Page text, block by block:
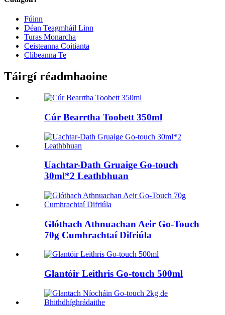
Fúinn
Déan Teagmháil Linn
Turas Monarcha
Ceisteanna Coitianta
Clibeanna Te
Táirgí réadmhaoine
Cúr Bearrtha Toobett 350ml
Uachtar-Dath Gruaige Go-touch
30ml*2 Leathbhuan
Glóthach Athnuachan Aeir Go-Touch
70g Cumhrachtaí Difriúla
Glantóir Leithris Go-touch 500ml